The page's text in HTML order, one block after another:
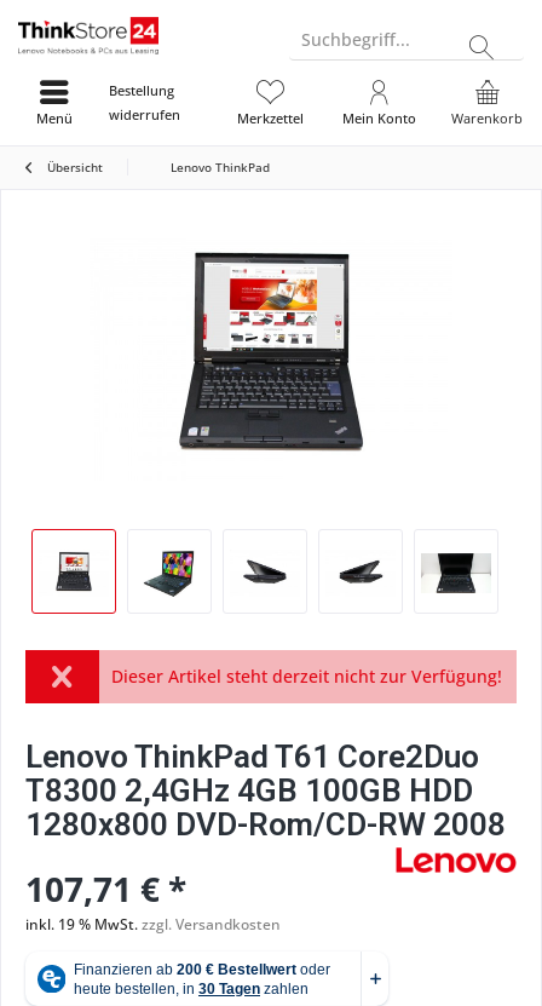
Suchbegriff...
Bestellung
widerrufen
Warenkorb
Merkzettel Mein Konto
Menü
Übersicht Lenovo ThinkPad
Dieser Artikel steht derzeit nicht zur Verfügung!
Lenovo ThinkPad T61 Core2Duo
T8300 2,4GHz 4GB 100GB HDD
1280x800 DVD-Rom/CD-RW 2008
107,71 € *
inkl. 19 % MwSt.zzgl. Versandkosten